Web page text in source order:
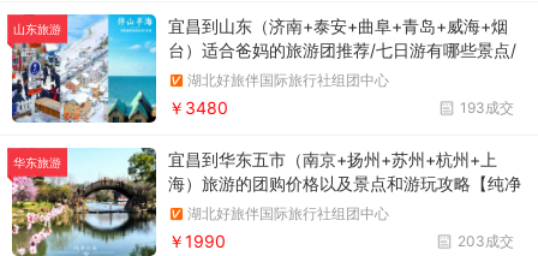
宴+胶东海鲜自助
山东旅游
宜昌到山东（济南+泰安+曲阜+青岛+威海+烟
台）适合爸妈的旅游团推荐/七日游有哪些景点/
价格【伴山半海】济泰曲青烟威山东7日游百花
洲/栈桥/五四广场/奥帆中心/那香海/火炬八街/布
鲁威斯号/韩乐坊/幸福门/大相框/猫头山/烟台山/
莱阁/大明湖/岱庙/孔府孔庙
湖北好旅伴国际旅行社组团中心
193成交
￥3480
华东旅游
宜昌到华东五市（南京+扬州+苏州+杭州+上
海）旅游的团购价格以及景点和游玩攻略【纯净
江南】双动纯玩5日游春日浪漫，纯净江南 ， 夜
泊周庄。华东五市畅玩 + 扬州瘦西湖 + 鼋头渚
湖北好旅伴国际旅行社组团中心
203成交
￥1990